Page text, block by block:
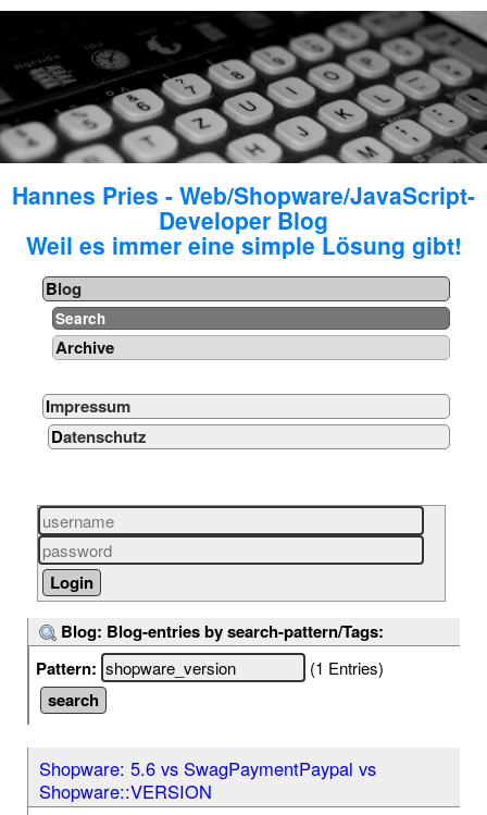
Hannes Pries - Web/Shopware/JavaScript-
Developer Blog
Weil es immer eine simple Lösung gibt!
Blog
Search
Archive
Impressum
Datenschutz
Blog: Blog-entries by search-pattern/Tags:
Pattern:
(1 Entries)
Shopware: 5.6 vs SwagPaymentPaypal vs
Shopware::VERSION